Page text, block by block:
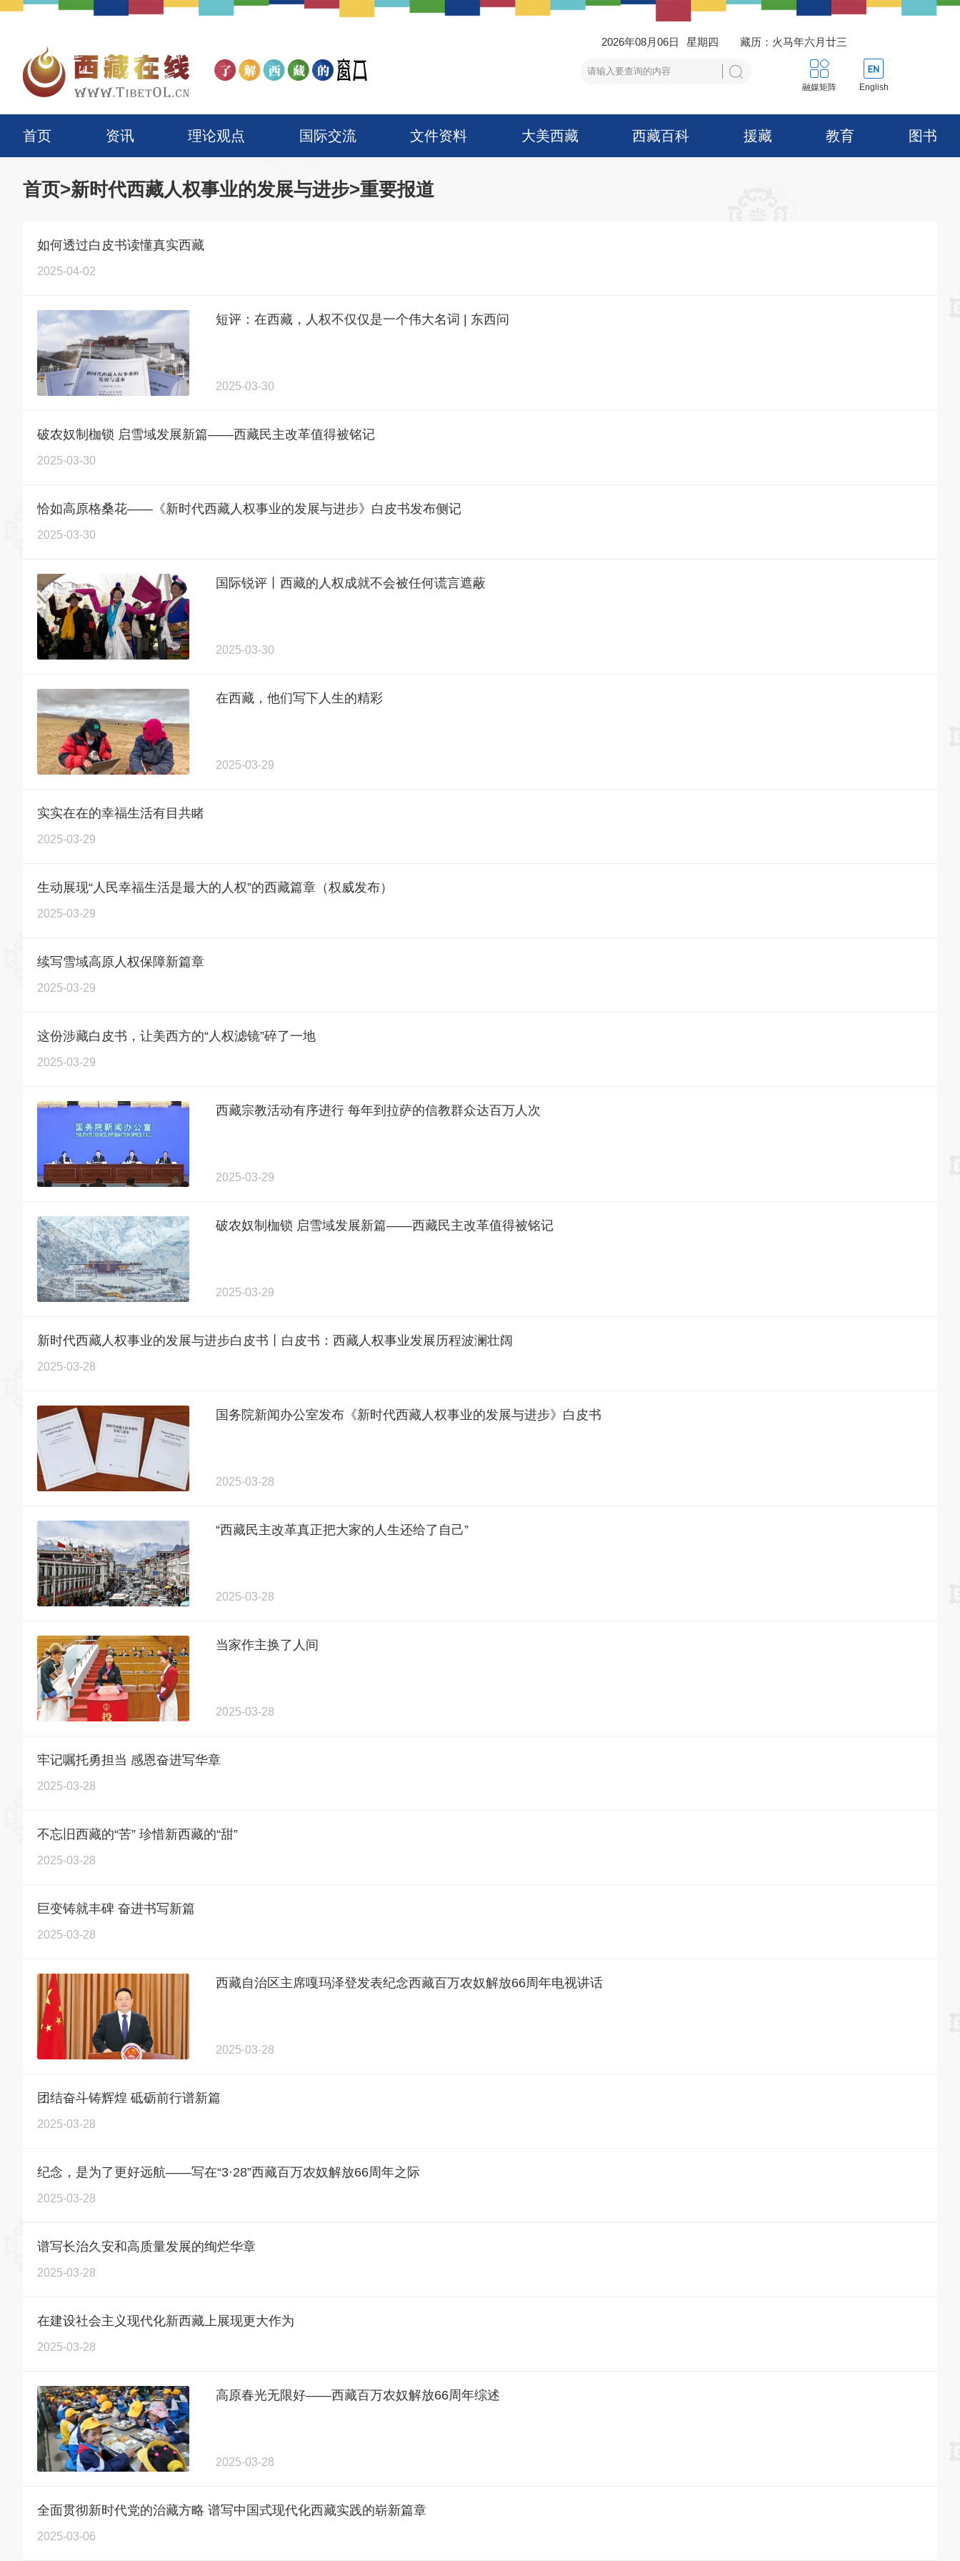
2026年08月06日 星期四 藏历：火马年六月廿三
融媒矩阵 English
首页 资讯 理论观点 国际交流 文件资料 大美西藏 西藏百科 援藏 教育 图书
首页>新时代西藏人权事业的发展与进步>重要报道
如何透过白皮书读懂真实西藏
2025-04-02
短评：在西藏，人权不仅仅是一个伟大名词 | 东西问
2025-03-30
破农奴制枷锁 启雪域发展新篇——西藏民主改革值得被铭记
2025-03-30
恰如高原格桑花——《新时代西藏人权事业的发展与进步》白皮书发布侧记
2025-03-30
国际锐评丨西藏的人权成就不会被任何谎言遮蔽
2025-03-30
在西藏，他们写下人生的精彩
2025-03-29
实实在在的幸福生活有目共睹
2025-03-29
生动展现“人民幸福生活是最大的人权”的西藏篇章（权威发布）
2025-03-29
续写雪域高原人权保障新篇章
2025-03-29
这份涉藏白皮书，让美西方的“人权滤镜”碎了一地
2025-03-29
西藏宗教活动有序进行 每年到拉萨的信教群众达百万人次
2025-03-29
破农奴制枷锁 启雪域发展新篇——西藏民主改革值得被铭记
2025-03-29
新时代西藏人权事业的发展与进步白皮书丨白皮书：西藏人权事业发展历程波澜壮阔
2025-03-28
国务院新闻办公室发布《新时代西藏人权事业的发展与进步》白皮书
2025-03-28
“西藏民主改革真正把大家的人生还给了自己”
2025-03-28
当家作主换了人间
2025-03-28
牢记嘱托勇担当 感恩奋进写华章
2025-03-28
不忘旧西藏的“苦” 珍惜新西藏的“甜”
2025-03-28
巨变铸就丰碑 奋进书写新篇
2025-03-28
西藏自治区主席嘎玛泽登发表纪念西藏百万农奴解放66周年电视讲话
2025-03-28
团结奋斗铸辉煌 砥砺前行谱新篇
2025-03-28
纪念，是为了更好远航——写在“3·28”西藏百万农奴解放66周年之际
2025-03-28
谱写长治久安和高质量发展的绚烂华章
2025-03-28
在建设社会主义现代化新西藏上展现更大作为
2025-03-28
高原春光无限好——西藏百万农奴解放66周年综述
2025-03-28
全面贯彻新时代党的治藏方略 谱写中国式现代化西藏实践的崭新篇章
2025-03-06